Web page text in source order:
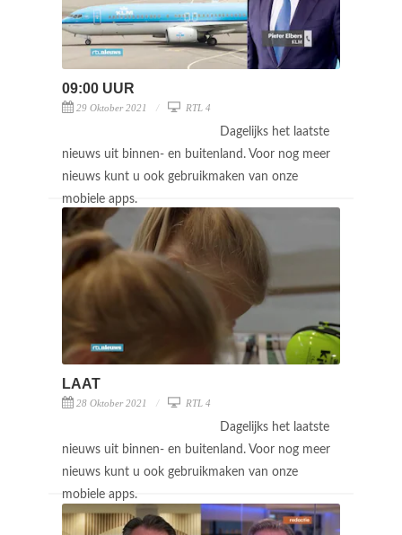
09:00 UUR
29 Oktober 2021 RTL 4
Dagelijks het laatste
nieuws uit binnen- en buitenland. Voor nog meer
nieuws kunt u ook gebruikmaken van onze
mobiele apps.
LAAT
28 Oktober 2021 RTL 4
Dagelijks het laatste
nieuws uit binnen- en buitenland. Voor nog meer
nieuws kunt u ook gebruikmaken van onze
mobiele apps.